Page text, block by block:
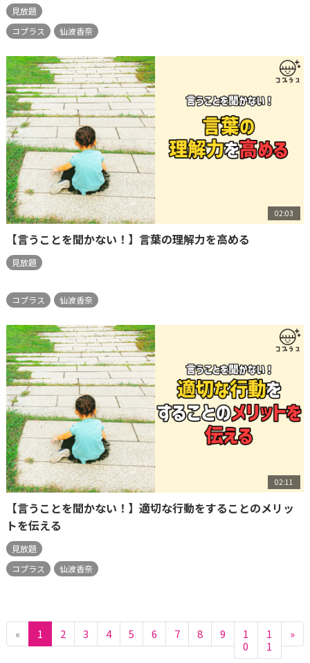
見放題
コプラス
仙波香奈
02:03
【言うことを聞かない！】言葉の理解力を高める
見放題
コプラス 仙波香奈
02:11
【言うことを聞かない！】適切な行動をすることのメリッ
トを伝える
見放題
コプラス
仙波香奈
« 1 2 3 4 5 6 7 8 9
1
0
1
1
»